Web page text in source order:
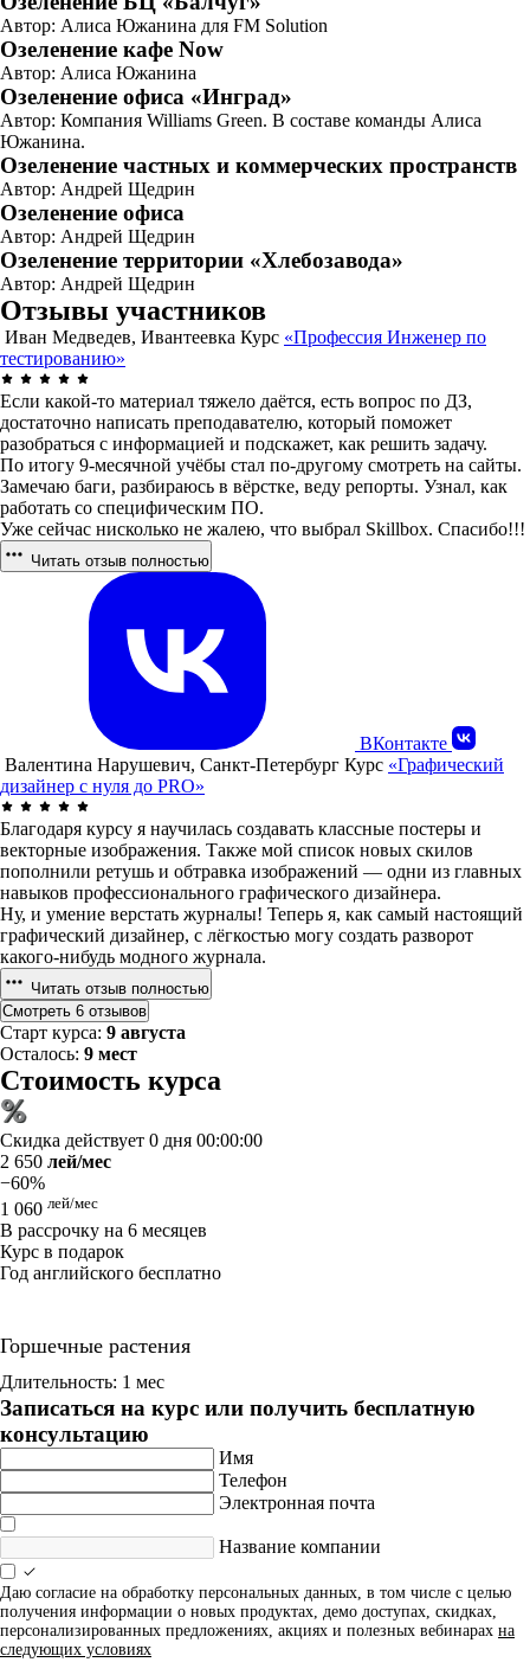
Автор: Алиса Южанина для FM Solution
Озеленение кафе Now
Автор: Алиса Южанина
Озеленение офиса «Инград»
Автор: Компания Williams Green. В составе команды Алиса
Южанина.
Озеленение частных и коммерческих пространств
Автор: Андрей Щедрин
Озеленение офиса
Автор: Андрей Щедрин
Озеленение территории «Хлебозавода»
Автор: Андрей Щедрин
Отзывы участников
Иван Медведев, Ивантеевка Курс «Профессия Инженер по
тестированию»
Если какой-то материал тяжело даётся, есть вопрос по ДЗ,
достаточно написать преподавателю, который поможет
разобраться с информацией и подскажет, как решить задачу.
По итогу 9-месячной учёбы стал по-другому смотреть на сайты.
Замечаю баги, разбираюсь в вёрстке, веду репорты. Узнал, как
работать со специфическим ПО.
Уже сейчас нисколько не жалею, что выбрал Skillbox. Спасибо!!!
Читать отзыв полностью
ВКонтакте
Валентина Нарушевич, Санкт-Петербург Курс «Графический
дизайнер с нуля до PRO»
Благодаря курсу я научилась создавать классные постеры и
векторные изображения. Также мой список новых скилов
пополнили ретушь и обтравка изображений — одни из главных
навыков профессионального графического дизайнера.
Ну, и умение верстать журналы! Теперь я, как самый настоящий
графический дизайнер, с лёгкостью могу создать разворот
какого-нибудь модного журнала.
Читать отзыв полностью
Смотреть 6 отзывов
Старт курса: 9 августа
Осталось: 9 мест
Стоимость курса
Скидка действует 0 дня 00:00:00
2 650 лей/мес
−60%
1 060 лей/мес
В рассрочку на 6 месяцев
Курс в подарок
Год английского бесплатно
Горшечные растения
Длительность: 1 мес
Записаться на курс или получить бесплатную
консультацию
Имя
Телефон
Электронная почта
Название компании
Даю согласие на обработку персональных данных, в том числе с целью
получения информации о новых продуктах, демо доступах, скидках,
персонализированных предложениях, акциях и полезных вебинарах на
следующих условиях